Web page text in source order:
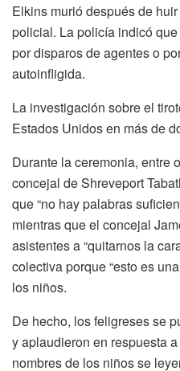
Elkins murió después de
policial. La policía indicó
por disparos de agentes o
autoinfligida.
La investigación sobre el
Estados Unidos en más de
Durante la ceremonia, entre
concejal de Shreveport
que “no hay palabras
mientras que el concejal
asistentes a “quitarnos la
colectiva porque “esto es
los niños.
De hecho, los feligreses se
y aplaudieron en respuesta
nombres de los niños se